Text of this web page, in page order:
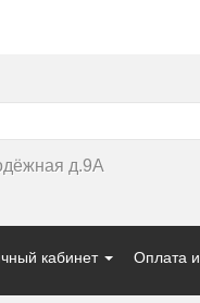
д.9А
кабинет Оплата и